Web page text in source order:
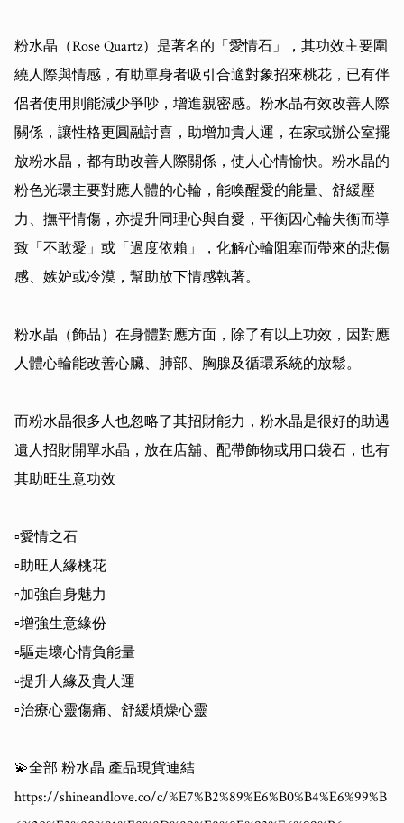
粉水晶（Rose Quartz）是著名的「愛情石」，其功效主要圍
繞人際與情感，有助單身者吸引合適對象招來桃花，已有伴
侶者使用則能減少爭吵，增進親密感。粉水晶有效改善人際
關係，讓性格更圓融討喜，助增加貴人運，在家或辦公室擺
放粉水晶，都有助改善人際關係，使人心情愉快。粉水晶的
粉色光環主要對應人體的心輪，能喚醒愛的能量、舒緩壓
力、撫平情傷，亦提升同理心與自愛，平衡因心輪失衡而導
致「不敢愛」或「過度依賴」，化解心輪阻塞而帶來的悲傷
感、嫉妒或冷漠，幫助放下情感執著。
粉水晶（飾品）在身體對應方面，除了有以上功效，因對應
人體心輪能改善心臟、肺部、胸腺及循環系統的放鬆。
而粉水晶很多人也忽略了其招財能力，粉水晶是很好的助遇
遺人招財開單水晶，放在店舖、配帶飾物或用口袋石，也有
其助旺生意功效
▫️愛情之石
▫️助旺人緣桃花
▫️加強自身魅力
▫️增強生意緣份
▫️驅走壞心情負能量
▫️提升人緣及貴人運
▫️治療心靈傷痛、舒緩煩燥心靈
💫全部 粉水晶 產品現貨連結
https://shineandlove.co/c/%E7%B2%89%E6%B0%B4%E6%99%B